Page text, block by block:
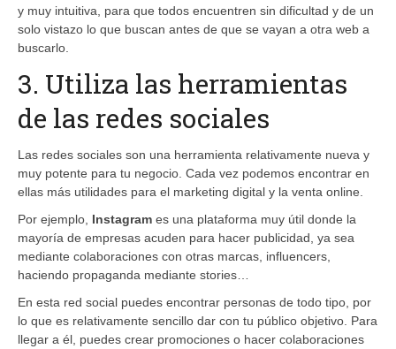
y muy intuitiva, para que todos encuentren sin dificultad y de un
solo vistazo lo que buscan antes de que se vayan a otra web a
buscarlo.
3. Utiliza las herramientas
de las redes sociales
Las redes sociales son una herramienta relativamente nueva y
muy potente para tu negocio. Cada vez podemos encontrar en
ellas más utilidades para el marketing digital y la venta online.
Por ejemplo, Instagram es una plataforma muy útil donde la
mayoría de empresas acuden para hacer publicidad, ya sea
mediante colaboraciones con otras marcas, influencers,
haciendo propaganda mediante stories…
En esta red social puedes encontrar personas de todo tipo, por
lo que es relativamente sencillo dar con tu público objetivo. Para
llegar a él, puedes crear promociones o hacer colaboraciones